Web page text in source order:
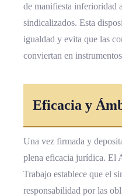
de manifiesta inferioridad
sindicalizados. Esta
igualdad y evita que las
conviertan en
Eficacia y
Una vez firmada y
plena eficacia jurídica. El
Trabajo establece que el
responsabilidad por las